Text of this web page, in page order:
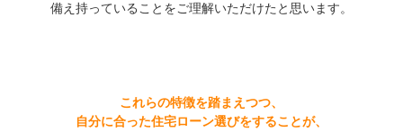
備え持っていることをご理解いただけたと思います。
これらの特徴を踏まえつつ、
自分に合った住宅ローン選びをすることが、